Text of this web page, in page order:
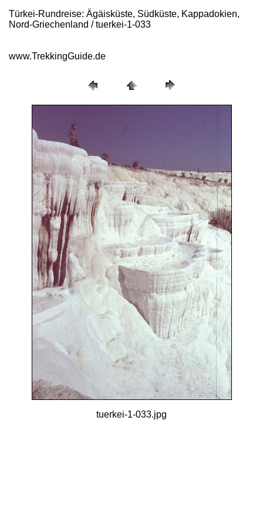
Türkei-Rundreise: Ägäisküste, Südküste, Kappadokien,
Nord-Griechenland / tuerkei-1-033
www.TrekkingGuide.de
tuerkei-1-033.jpg